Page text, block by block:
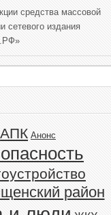
средства массовой
сетевого издания
АПК Анонс
район